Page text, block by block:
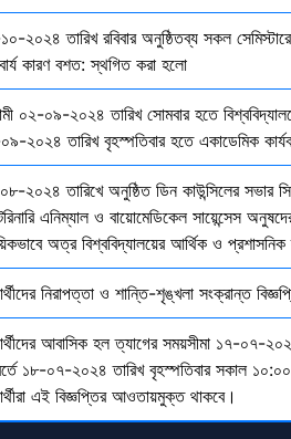
২০২৪ তারিখ রবিবার অনুষ্ঠিতব্য সকল
কারণ বশত: স্থগিত করা হলো
০২-০৯-২০২৪ তারিখ সোমবার হতে
২০২৪ তারিখ বৃহস্পতিবার হতে একাডেমিক
২০২৪ তারিখে অনুষ্ঠিত ডিন কাউন্সিলের সভার
এনিম্যাল ও বায়োমেডিকেল সায়েন্সেস
অত্র বিশ্ববিদ্যালয়ের আর্থিক ও প্রশাসনিক
নিরাপত্তা ও শান্তি-শৃঙ্খলা সংক্রান্ত
আবাসিক হল ত্যাগের সময়সীমা ১৭-০৭-
১৮-০৭-২০২৪ তারিখ বৃহস্পতিবার সকাল ১০:০০
এই বিজ্ঞপ্তির আওতায়মুক্ত থাকবে।